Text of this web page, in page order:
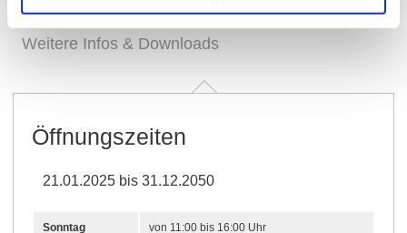
Weitere Infos & Downloads
Öffnungszeiten
21.01.2025 bis 31.12.2050
Sonntag von 11:00 bis 16:00 Uhr